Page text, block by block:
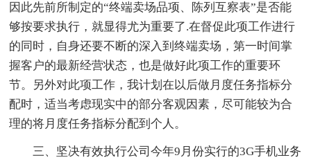
因此先前所制定的“终端卖场品项、陈列互察表”是否能
够按要求执行，就显得尤为重要了.在督促此项工作进行
的同时，自身还要不断的深入到终端卖场，第一时间掌
握客户的最新经营状态，也是做好此项工作的重要环
节。另外对此项工作，我计划在以后做月度任务指标分
配时，适当考虑现实中的部分客观因素，尽可能较为合
理的将月度任务指标分配到个人。
三、坚决有效执行公司今年9月份实行的3G手机业务